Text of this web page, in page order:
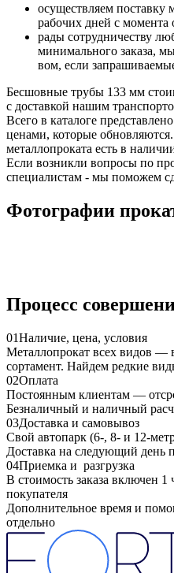
осуществляем поставку
рабочих дней с момента
рады сотрудничеству
минимального заказа,
вом, если
Бесшовные трубы 133 мм
с доставкой нашим
Всего в каталоге
ценами, которые
металлопроката есть в
Если возникли вопросы по
специалистам - мы поможем
Фотографии
Процесс
01Наличие, цена, условия
Металлопрокат всех видов —
сортамент. Найдем редкие
02Оплата
Постоянным клиентам —
Безналичный и наличный
03Доставка и самовывоз
Свой автопарк (6-, 8- и 12-
Доставка на следующий день
04Приемка и разгрузка
В стоимость заказа включен 1
покупателя
Дополнительное время и
отдельно